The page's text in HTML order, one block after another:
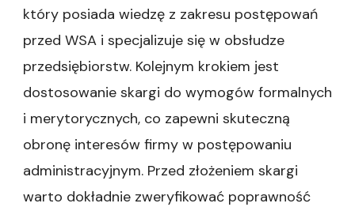
który posiada wiedzę z zakresu postępowań
przed WSA i specjalizuje się w obsłudze
przedsiębiorstw. Kolejnym krokiem jest
dostosowanie skargi do wymogów formalnych
i merytorycznych, co zapewni skuteczną
obronę interesów firmy w postępowaniu
administracyjnym. Przed złożeniem skargi
warto dokładnie zweryfikować poprawność